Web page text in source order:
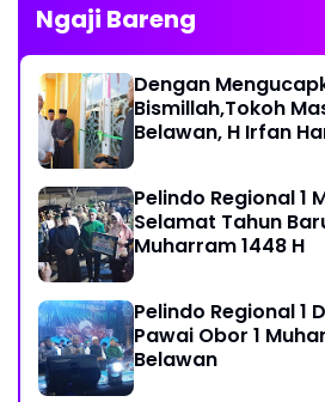
Ngaji Bareng
Dengan
Bismillah,Tokoh
Belawan, H Irfan
Pelindo Regional 1
Selamat Tahun
Muharram 1448 H
Pelindo Regional 1
Pawai Obor 1
Belawan